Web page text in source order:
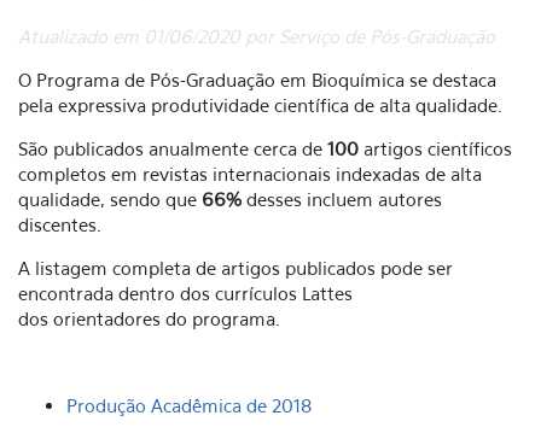
Atualizado em 01/06/2020 por Serviço de Pós-Graduação
O Programa de Pós-Graduação em Bioquímica se destaca
pela expressiva produtividade científica de alta qualidade.
São publicados anualmente cerca de 100 artigos científicos
completos em revistas internacionais indexadas de alta
qualidade, sendo que 66% desses incluem autores
discentes.
A listagem completa de artigos publicados pode ser
encontrada dentro dos currículos Lattes
dos orientadores do programa.
Produção Acadêmica de 2018